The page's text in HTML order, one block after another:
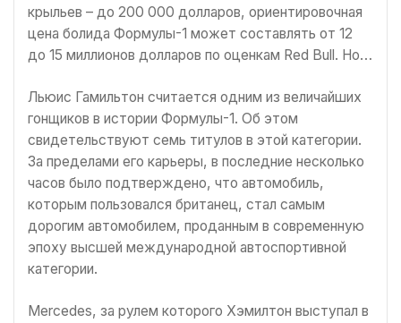
крыльев – до 200 000 долларов, ориентировочная
цена болида Формулы-1 может составлять от 12
до 15 миллионов долларов по оценкам Red Bull. Но…
Льюис Гамильтон считается одним из величайших
гонщиков в истории Формулы-1. Об этом
свидетельствуют семь титулов в этой категории.
За пределами его карьеры, в последние несколько
часов было подтверждено, что автомобиль,
которым пользовался британец, стал самым
дорогим автомобилем, проданным в современную
эпоху высшей международной автоспортивной
категории.
Mercedes, за рулем которого Хэмилтон выступал в